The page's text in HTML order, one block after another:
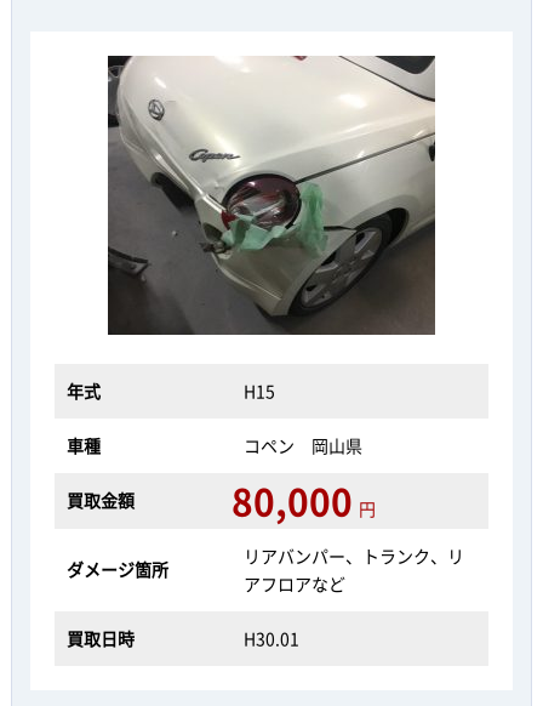
年式 H15
車種 コペン 岡山県
買取金額 80,000 円
ダメージ箇所
リアバンパー、トランク、リ
アフロアなど
買取日時 H30.01